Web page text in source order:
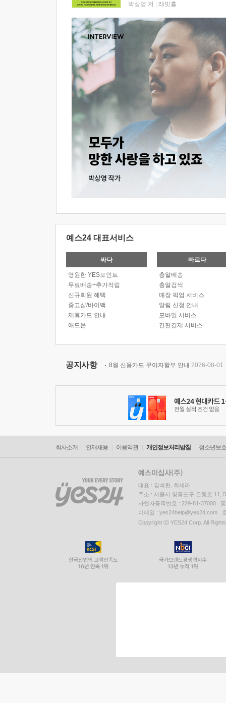
박상영 저 래빗홀
예스24 대표서비스
싸다
영원한 YES포인트
무료배송+추가적립
신규회원 혜택
중고샵/바이백
제휴카드 안내
애드온
빠르다
총알배송
총알검색
매장 픽업 서비스
알림 신청 안내
모바일 서비스
간편결제 서비스
공지사항 8월 신용카드 무이자할부 안내 2026-08-01
회사소개 인재채용 이용약관 개인정보처리방침 청소년보
대표 : 김석환, 최세라
주소 : 서울시 영등포구 은행로 11,
사업자등록번호 : 229-81-37000
이메일 : yes24help@yes24.com
Copyright ⓒ YES24 Corp. All